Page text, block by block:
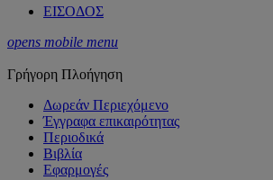
ΕΙΣΟΔΟΣ
opens mobile menu
Γρήγορη Πλοήγηση
Δωρεάν Περιεχόμενο
Έγγραφα επικαιρότητας
Περιοδικά
Βιβλία
Εφαρμογές